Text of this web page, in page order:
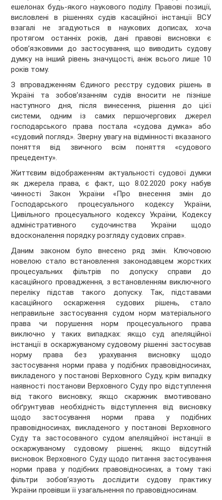
ешелонах будь-якого наукового поділу. Правові позиції,
висловлені в рішеннях судів касаційної інстанції ВСУ
взагалі не згадуються в наукових дописах, хоча
протягом останніх років, дані правові висновки є
обов’язковими до застосування, що виводить судову
думку на інший рівень значущості, аніж всього лише 10
років тому.
З впровадженням Єдиного реєстру судових рішень в
Україні та зобов’язанням судів вносити не пізніше
наступного дня, після винесення, рішення до цієї
системи, одним із самих першочергових джерел
господарського права постала «судова думка» або
«судовий погляд». Зверну увагу на відмінності вказаного
поняття від звичного всім поняття «судового
прецеденту».
Життєвим відображенням актуальності судової думки
як джерела права, є факт, що 8.02.2020 року набув
чинності Закон України «Про внесення змін до
Господарського процесуального кодексу України,
Цивільного процесуального кодексу України, Кодексу
адміністративного судочинства України щодо
вдосконалення порядку розгляду судових справ».
Даним законом було внесено ряд змін. Ключовою
новелою стало встановлення законодавцем жорстких
процесуальних фільтрів по допуску справи до
касаційного провадження, з встановленням виключного
переліку підстав такого допуску. Так, підставами
касаційного оскарження судових рішень, стало
неправильне застосування судом норм матеріального
права чи порушення норм процесуального права
виключно у таких випадках: якщо суд апеляційної
інстанції в оскаржуваному судовому рішенні застосував
норму права без урахування висновку щодо
застосування норми права у подібних правовідносинах,
викладеного у постанові Верховного Суду, крім випадку
наявності постанови Верховного Суду про відступлення
від такого висновку; якщо скаржник вмотивовано
обґрунтував необхідність відступлення від висновку
щодо застосування норми права у подібних
правовідносинах, викладеного у постанові Верховного
Суду та застосованого судом апеляційної інстанції в
оскаржуваному судовому рішенні; якщо відсутній
висновок Верховного Суду щодо питання застосування
норми права у подібних правовідносинах, а тому такі
фільтри зобов’язують дослідити судову практику
України провівши її узагальнення по правовідносинам.